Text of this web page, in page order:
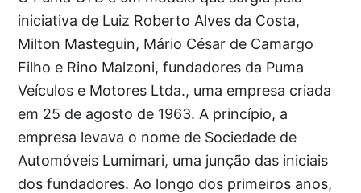
iniciativa de Luiz Roberto Alves da Costa,
Milton Masteguin, Mário César de Camargo
Filho e Rino Malzoni, fundadores da Puma
Veículos e Motores Ltda., uma empresa criada
em 25 de agosto de 1963. A princípio, a
empresa levava o nome de Sociedade de
Automóveis Lumimari, uma junção das iniciais
dos fundadores. Ao longo dos primeiros anos,